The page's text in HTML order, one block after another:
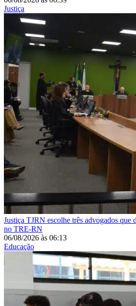
Justiça
Justiça TJRN escolhe três advogados que
no TRE-RN
06/08/2026 às 06:13
Educação